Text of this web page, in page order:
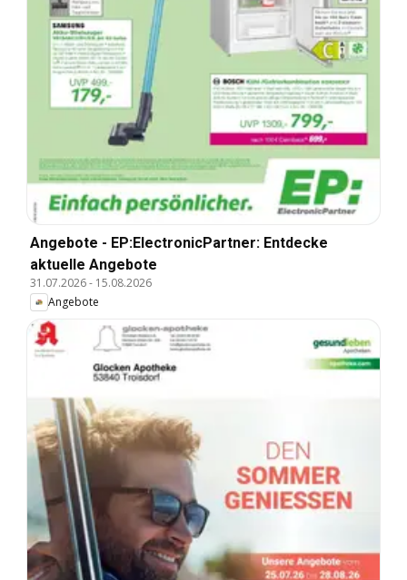
Angebote - EP:ElectronicPartner: Entdecke
aktuelle Angebote
31.07.2026- 15.08.2026
Angebote